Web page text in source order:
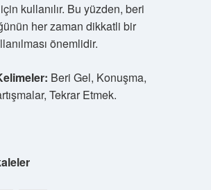
kullanılır. Bu yüzden, beri
her zaman dikkatli bir
önemlidir.
Beri Gel, Konuşma,
Tekrar Etmek.